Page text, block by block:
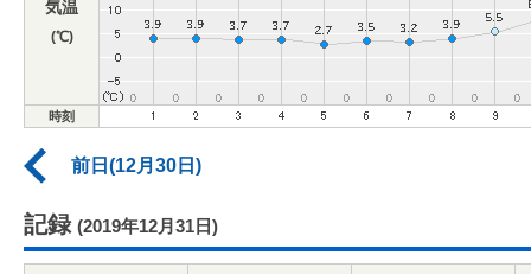
気温
(℃)
時刻
前日(12月30日)
記録 (2019年12月31日)